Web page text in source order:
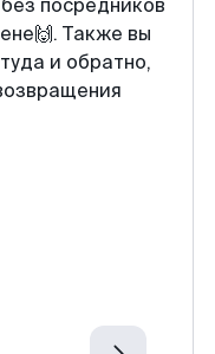
посредников
Также вы
и обратно,